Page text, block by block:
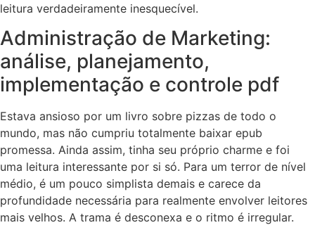
leitura verdadeiramente inesquecível.
Administração de Marketing:
análise, planejamento,
implementação e controle pdf
Estava ansioso por um livro sobre pizzas de todo o
mundo, mas não cumpriu totalmente baixar epub
promessa. Ainda assim, tinha seu próprio charme e foi
uma leitura interessante por si só. Para um terror de nível
médio, é um pouco simplista demais e carece da
profundidade necessária para realmente envolver leitores
mais velhos. A trama é desconexa e o ritmo é irregular.